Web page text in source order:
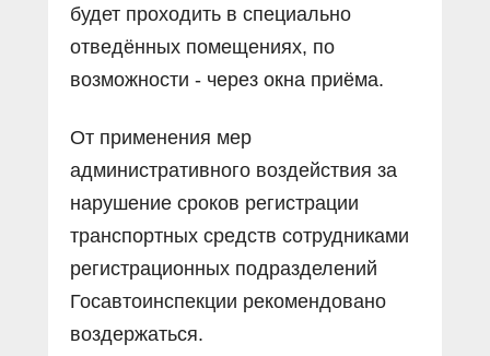
будет проходить в специально
отведённых помещениях, по
возможности - через окна приёма.
От применения мер
административного воздействия за
нарушение сроков регистрации
транспортных средств сотрудниками
регистрационных подразделений
Госавтоинспекции рекомендовано
воздержаться.